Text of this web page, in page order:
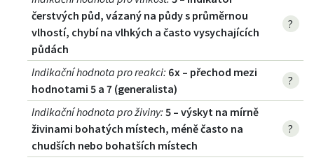
čerstvých půd, vázaný na půdy s průměrnou
vlhostí, chybí na vlhkých a často vysychajících
půdách
?
Indikační hodnota pro reakci: 6x – přechod mezi
hodnotami 5 a 7 (generalista)
?
Indikační hodnota pro živiny: 5 – výskyt na mírně
živinami bohatých místech, méně často na
chudších nebo bohatších místech
?